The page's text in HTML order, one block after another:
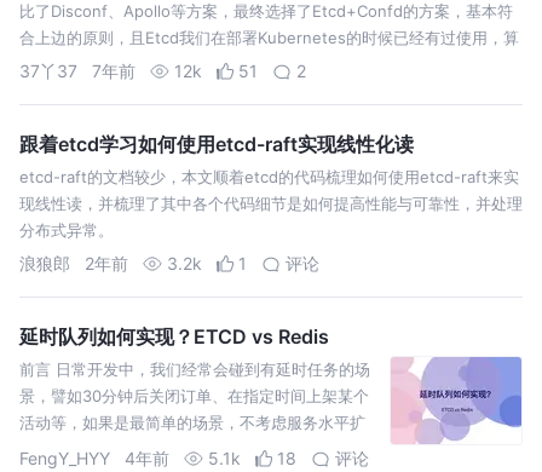
比了Disconf、Apollo等方案，最终选择了Etcd+Confd的方案，基本符
合上边的原则，且Etcd我们在部署Kubernetes的时候已经有过使用，算
是轻车熟路。 怎么确认Client端配置文件更新成功了…
37丫37 7年前 12k 51 2
跟着etcd学习如何使用etcd-raft实现线性化读
etcd-raft的文档较少，本文顺着etcd的代码梳理如何使用etcd-raft来实
现线性读，并梳理了其中各个代码细节是如何提高性能与可靠性，并处理
分布式异常。
浪狼郎 2年前 3.2k 1 评论
延时队列如何实现？ETCD vs Redis
前言 日常开发中，我们经常会碰到有延时任务的场
景，譬如30分钟后关闭订单、在指定时间上架某个
活动等，如果是最简单的场景，不考虑服务水平扩
容、服务宕机等因素，可能内部用
FengY_HYY 4年前 5.1k 18 评论